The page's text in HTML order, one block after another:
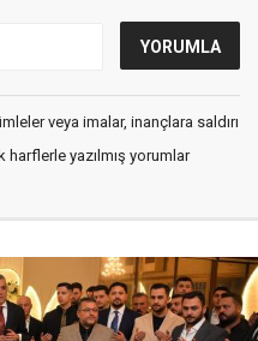
veya imalar, inançlara saldırı
harflerle yazılmış yorumlar